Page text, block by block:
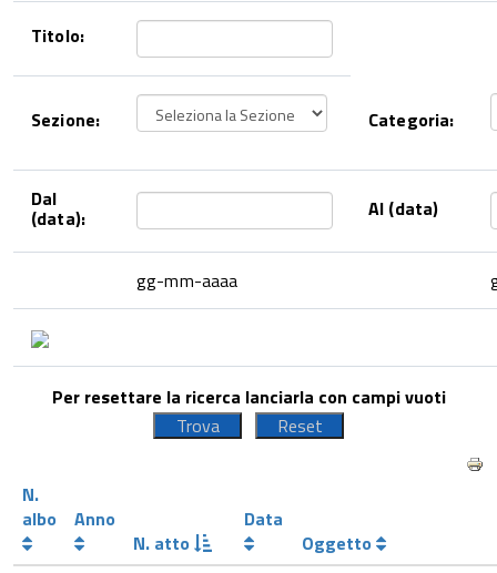
Titolo:
Sezione: Categoria:
Dal
(data): Al (data)
gg-mm-aaaa
Per resettare la ricerca lanciarla con campi vuoti
N.
albo
Anno
N. atto
Data
Oggetto